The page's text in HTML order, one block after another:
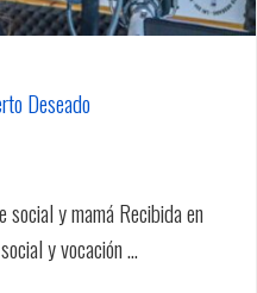
Deseado
social y mamá Recibida en
y vocación …